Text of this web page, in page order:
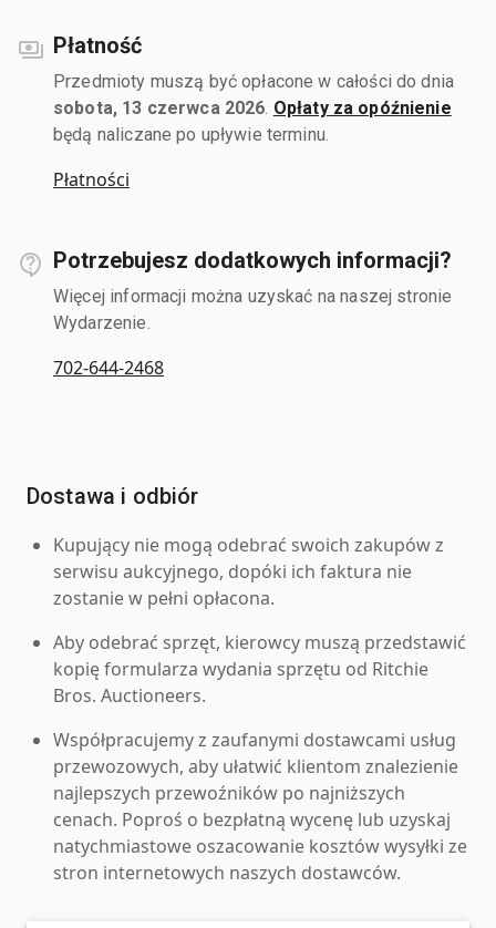
Płatność
Przedmioty muszą być opłacone w całości do dnia
sobota, 13 czerwca 2026 Opłaty za opóźnienie
będą naliczane po upływie terminu.
Płatności
Potrzebujesz dodatkowych informacji?
Więcej informacji można uzyskać na naszej stronie
Wydarzenie.
702-644-2468
Dostawa i odbiór
Kupujący nie mogą odebrać swoich zakupów z
serwisu aukcyjnego, dopóki ich faktura nie
zostanie w pełni opłacona.
Aby odebrać sprzęt, kierowcy muszą przedstawić
kopię formularza wydania sprzętu od Ritchie
Bros. Auctioneers.
Współpracujemy z zaufanymi dostawcami usług
przewozowych, aby ułatwić klientom znalezienie
najlepszych przewoźników po najniższych
cenach. Poproś o bezpłatną wycenę lub uzyskaj
natychmiastowe oszacowanie kosztów wysyłki ze
stron internetowych naszych dostawców.